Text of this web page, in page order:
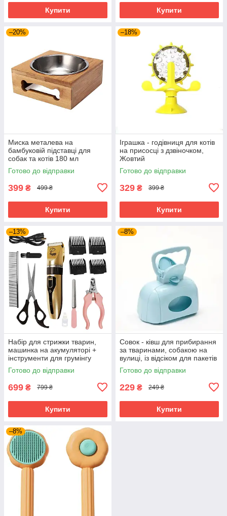
Купити Купити
–20%
Миска металева на
бамбуковій підставці для
собак та котів 180 мл
Готово до відправки
399 ₴ 499 ₴
Купити
–18%
Іграшка - годівниця для котів
на присосці з дзвіночком,
Жовтий
Готово до відправки
329 ₴ 399 ₴
Купити
–13%
Набір для стрижки тварин,
машинка на акумуляторі +
інструменти для грумінгу
котів та собак
Готово до відправки
699 ₴ 799 ₴
Купити
–8%
Совок - ківш для прибирання
за тваринами, собакою на
вулиці, із відсіком для пакетів
Готово до відправки
229 ₴ 249 ₴
Купити
–8%